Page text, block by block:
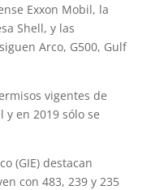
Exxon Mobil, la
Shell, y las
Arco, G500, Gulf
vigentes de
y en 2019 sólo se
(GIE) destacan
con 483, 239 y 235